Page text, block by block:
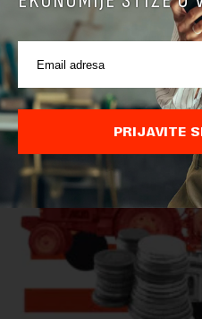
Ministarstvo poljoprivrede,
je danas da je Evropska
značajno unapredila sistem
PRIJAVITE